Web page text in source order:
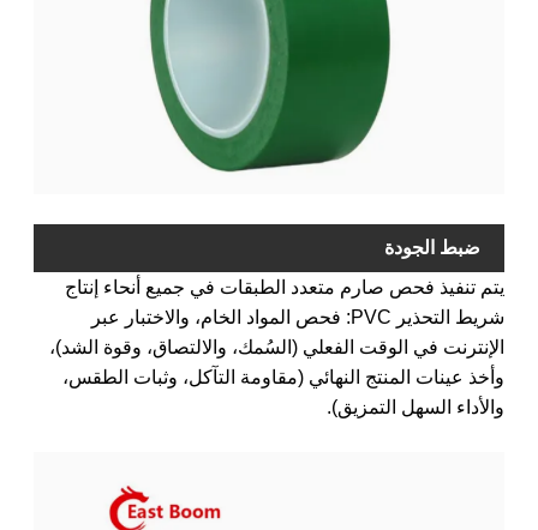
ضبط الجودة
يتم تنفيذ فحص صارم متعدد الطبقات في جميع أنحاء إنتاج
شريط التحذير PVC: فحص المواد الخام، والاختبار عبر
الإنترنت في الوقت الفعلي (السُمك، والالتصاق، وقوة الشد)،
وأخذ عينات المنتج النهائي (مقاومة التآكل، وثبات الطقس،
والأداء السهل التمزيق).